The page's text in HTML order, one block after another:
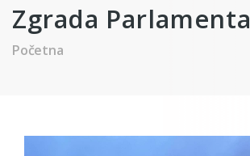
Zgrada Parlamenta
Početna